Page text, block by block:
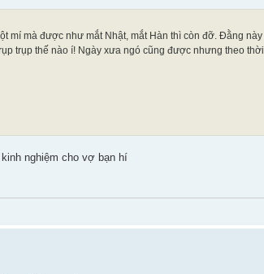
mí mà được như mắt Nhật, mắt Hàn thì còn đỡ. Đằng này
trụp thế nào í! Ngày xưa ngó cũng được nhưng theo thời
nghiệm cho vợ bạn hí